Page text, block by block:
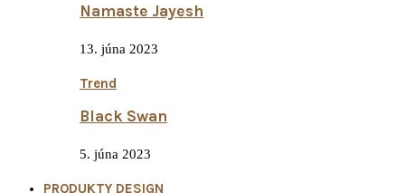
Namaste Jayesh
13. júna 2023
Trend
Black Swan
5. júna 2023
PRODUKTY DESIGN